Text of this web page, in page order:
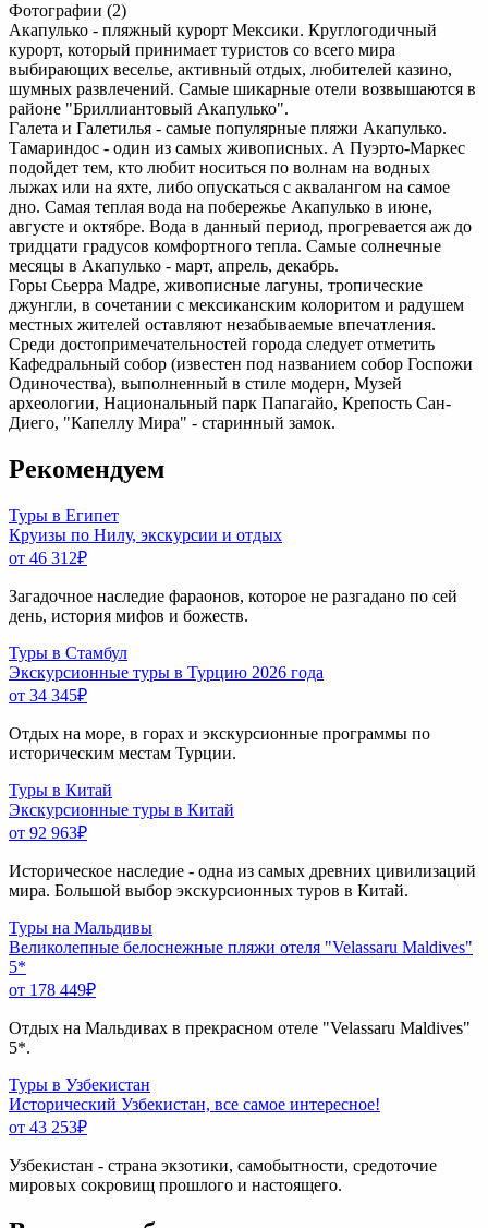
Фотографии (2)
Акапулько - пляжный курорт Мексики. Круглогодичный
курорт, который принимает туристов со всего мира
выбирающих веселье, активный отдых, любителей казино,
шумных развлечений. Самые шикарные отели возвышаются в
районе "Бриллиантовый Акапулько".
Галета и Галетилья - самые популярные пляжи Акапулько.
Тамариндос - один из самых живописных. А Пуэрто-Маркес
подойдет тем, кто любит носиться по волнам на водных
лыжах или на яхте, либо опускаться с аквалангом на самое
дно. Самая теплая вода на побережье Акапулько в июне,
августе и октябре. Вода в данный период, прогревается аж до
тридцати градусов комфортного тепла. Самые солнечные
месяцы в Акапулько - март, апрель, декабрь.
Горы Сьерра Мадре, живописные лагуны, тропические
джунгли, в сочетании с мексиканским колоритом и радушем
местных жителей оставляют незабываемые впечатления.
Среди достопримечательностей города следует отметить
Кафедральный собор (известен под названием собор Госпожи
Одиночества), выполненный в стиле модерн, Музей
археологии, Национальный парк Папагайо, Крепость Сан-
Диего, "Капеллу Мира" - старинный замок.
Рекомендуем
Туры в Египет
Круизы по Нилу, экскурсии и отдых
от 46 312₽
Загадочное наследие фараонов, которое не разгадано по сей
день, история мифов и божеств.
Туры в Стамбул
Экскурсионные туры в Турцию 2026 года
от 34 345₽
Отдых на море, в горах и экскурсионные программы по
историческим местам Турции.
Туры в Китай
Экскурсионные туры в Китай
от 92 963₽
Историческое наследие - одна из самых древних цивилизаций
мира. Большой выбор экскурсионных туров в Китай.
Туры на Мальдивы
Великолепные белоснежные пляжи отеля "Velassaru Maldives"
5*
от 178 449₽
Отдых на Мальдивах в прекрасном отеле "Velassaru Maldives"
5*.
Туры в Узбекистан
Исторический Узбекистан, все самое интересное!
от 43 253₽
Узбекистан - страна экзотики, самобытности, средоточие
мировых сокровищ прошлого и настоящего.